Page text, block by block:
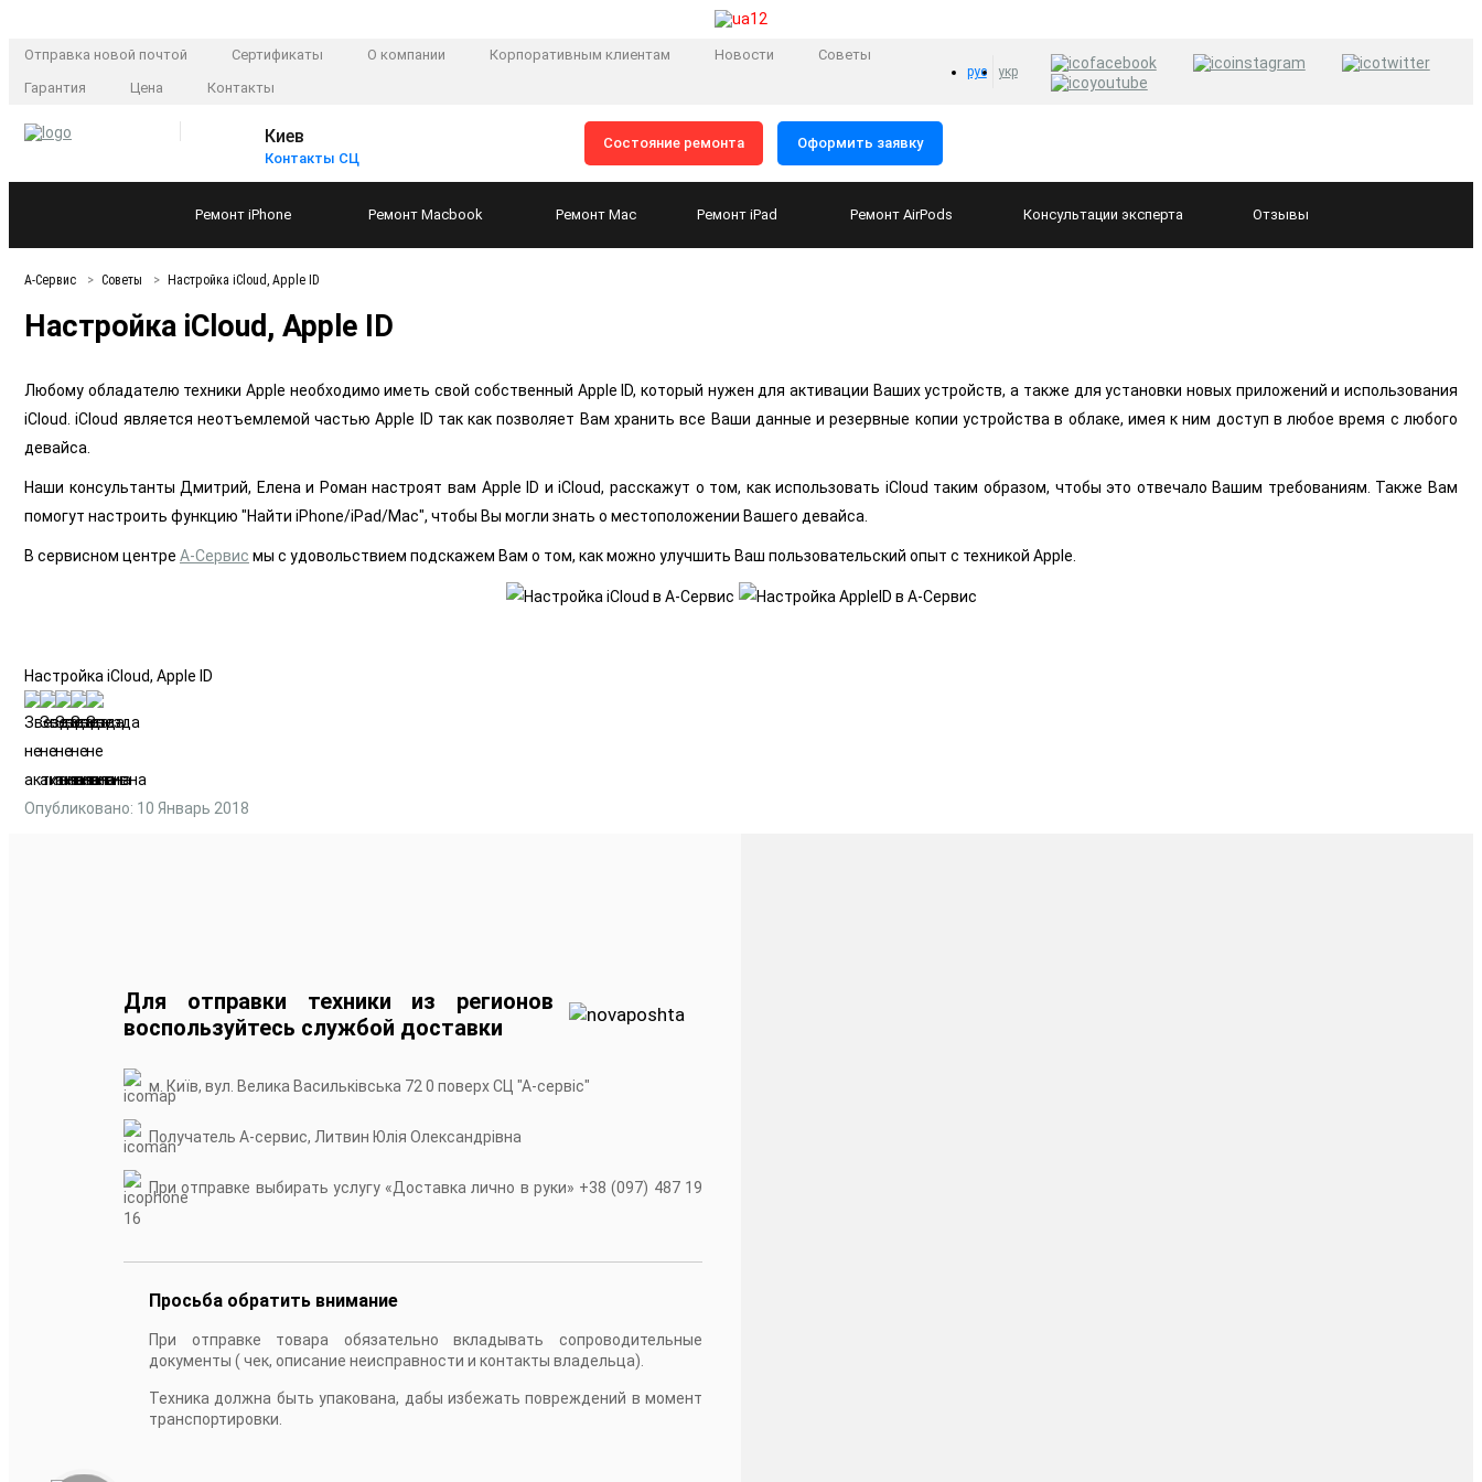
Отправка новой почтой Сертификаты О компании Корпоративным клиентам Новости
Советы
Гарантия
Цена Контакты
рус укр
Киев
Контакты СЦ
Состояние ремонта Оформить заявку
Ремонт iPhone Ремонт Macbook Ремонт Mac Ремонт iPad Ремонт AirPods Консультации эксперта Отзывы
А-Сервис Советы Настройка iCloud, Apple ID­
Настройка iCloud, Apple ID­
Любому обладателю техники Apple необходимо иметь свой собственный Apple ID, который нужен для активации Ваших устройств, а также для установки новых приложений и использования
iCloud. iCloud является неотъемлемой частью Apple ID так как позволяет Вам хранить все Ваши данные и резервные копии устройства в облаке, имея к ним доступ в любое время с любого
девайса.
Наши консультанты Дмитрий, Елена и Роман настроят вам Apple ID и iCloud, расскажут о том, как использовать iCloud таким образом, чтобы это отвечало Вашим требованиям. Также Вам
помогут настроить функцию "Найти iPhone/iPad/Mac", чтобы Вы могли знать о местоположении Вашего девайса.
В сервисном центре А-Сервис мы с удовольствием подскажем Вам о том, как можно улучшить Ваш пользовательский опыт с техникой Apple.
Настройка iCloud, Apple ID­
Опубликовано: 10 Январь 2018
Для отправки техники из регионов
воспользуйтесь службой доставки
м. Київ, вул. Велика Васильківська 72 0 поверх СЦ "А-сервiс"
Получатель А-сервис, Литвин Юлія Олександрівна
При отправке выбирать услугу «Доставка лично в руки» +38 (097) 487 19
16
Просьба обратить внимание
При отправке товара обязательно вкладывать сопроводительные
документы ( чек, описание неисправности и контакты владельца).
Техника должна быть упакована, дабы избежать повреждений в момент
транспортировки.